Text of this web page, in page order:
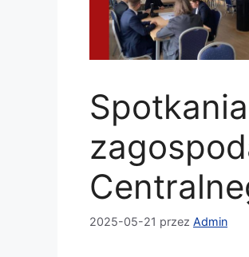
2025-05-21 przez Admin